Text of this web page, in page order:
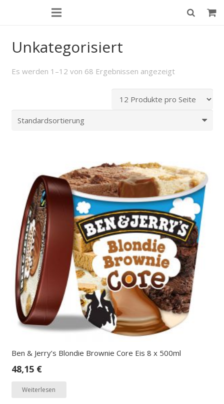
Unkategorisiert
Es werden 1–12 von 68 Ergebnissen angezeigt
Ben & Jerry’s Blondie Brownie Core Eis 8 x 500ml
48,15 €
Weiterlesen